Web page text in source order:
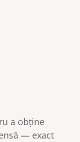
a obține
— exact